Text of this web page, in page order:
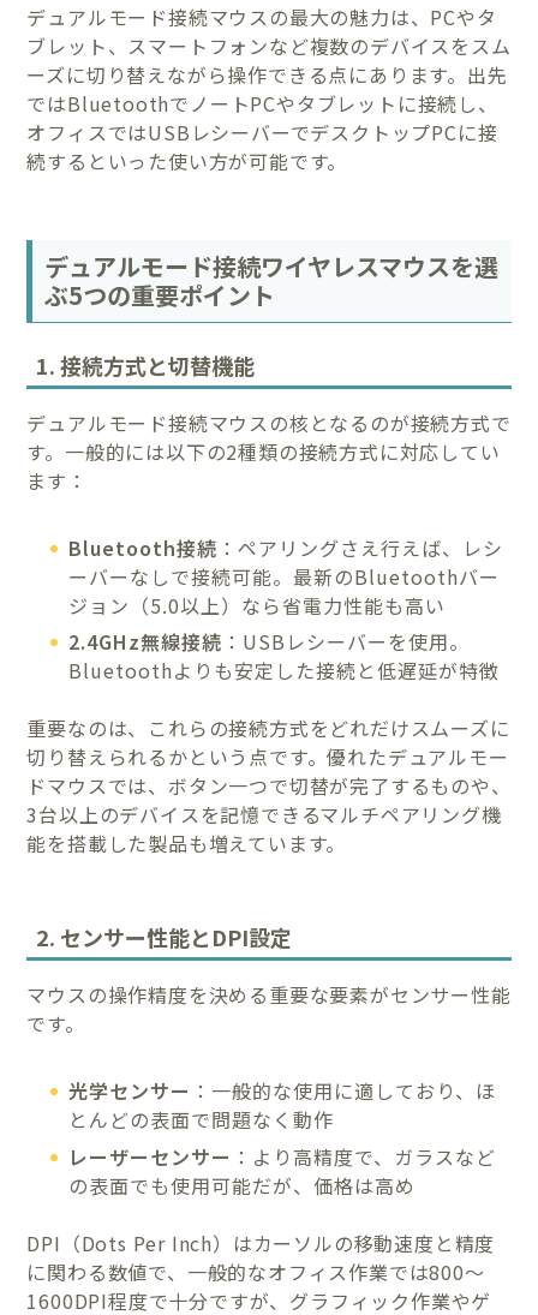
デュアルモード接続マウスの最大の魅力は、PCやタ
ブレット、スマートフォンなど複数のデバイスをスム
ーズに切り替えながら操作できる点にあります。出先
ではBluetoothでノートPCやタブレットに接続し、
オフィスではUSBレシーバーでデスクトップPCに接
続するといった使い方が可能です。
デュアルモード接続ワイヤレスマウスを選
ぶ5つの重要ポイント
1. 接続方式と切替機能
デュアルモード接続マウスの核となるのが接続方式で
す。一般的には以下の2種類の接続方式に対応してい
ます：
Bluetooth接続 ：ペアリングさえ行えば、レシ
ーバーなしで接続可能。最新のBluetoothバー
ジョン（5.0以上）なら省電力性能も高い
2.4GHz無線接続 ：USBレシーバーを使用。
Bluetoothよりも安定した接続と低遅延が特徴
重要なのは、これらの接続方式をどれだけスムーズに
切り替えられるかという点です。優れたデュアルモー
ドマウスでは、ボタン一つで切替が完了するものや、
3台以上のデバイスを記憶できるマルチペアリング機
能を搭載した製品も増えています。
2. センサー性能とDPI設定
マウスの操作精度を決める重要な要素がセンサー性能
です。
光学センサー ：一般的な使用に適しており、ほ
とんどの表面で問題なく動作
レーザーセンサー ：より高精度で、ガラスなど
の表面でも使用可能だが、価格は高め
DPI（Dots Per Inch）はカーソルの移動速度と精度
に関わる数値で、一般的なオフィス作業では800〜
1600DPI程度で十分ですが、グラフィック作業やゲ